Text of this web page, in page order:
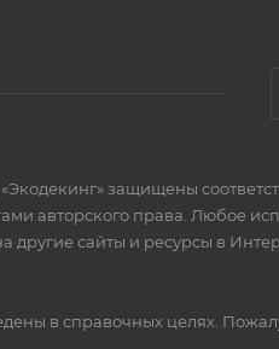
защищены
авторского права. Любое
сайты и ресурсы в
в справочных целях.